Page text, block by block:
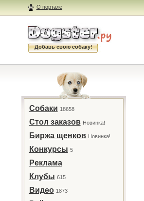
О портале
Добавь свою собаку!
Собаки 18658
Стол заказов Новинка!
Биржа щенков Новинка!
Конкурсы 5
Реклама
Клубы 615
Видео 1873